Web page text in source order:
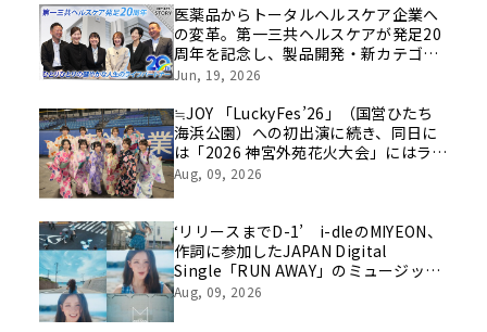
医薬品からトータルヘルスケア企業へ
の変革。第一三共ヘルスケアが発足20
周年を記念し、製品開発・新カテゴリ
挑戦の舞台や旧社統合時のエピソード
像を公開！
Jun, 19, 2026
≒JOY 「LuckyFes’26」（国営ひたち
海浜公園）への初出演に続き、同日に
は「2026 神宮外苑花火大会」にはライ
ブ出演！浴衣に着替えたメンバーの写
Aug, 09, 2026
‘リリースまでD-1’ i-dleのMIYEON、
作詞に参加したJAPAN Digital
Single「RUN AWAY」のミュージック
ビデオティザーを初公開
Aug, 09, 2026